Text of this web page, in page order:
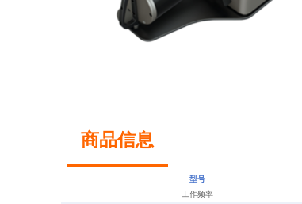
商品信息
型号
工作频率